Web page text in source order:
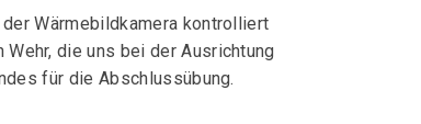
Wärmebildkamera kontrolliert
die uns bei der Ausrichtung
für die Abschlussübung.